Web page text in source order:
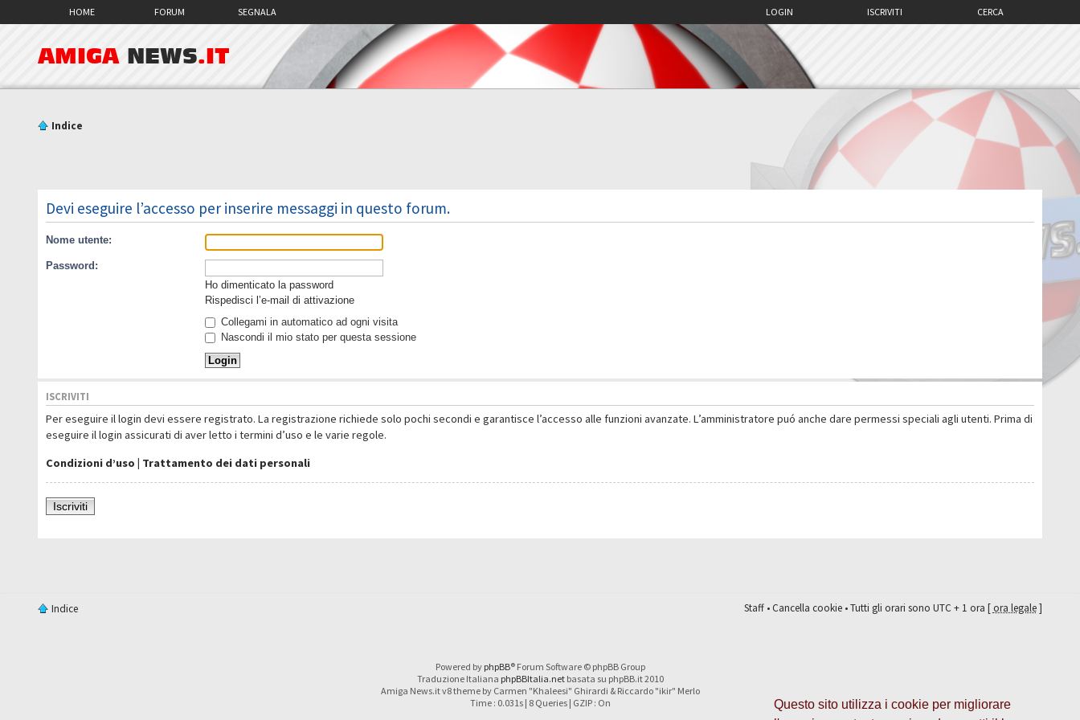
Questo sito utilizza i cookie per migliorare
HOME FORUM SEGNALA CERCA
ISCRIVITI
LOGIN
AMIGA NEWS.IT
Indice
Devi eseguire l’accesso per inserire messaggi in questo forum.
Nome utente:
Password:
Ho dimenticato la password
Rispedisci l’e-mail di attivazione
Collegami in automatico ad ogni visita
Nascondi il mio stato per questa sessione
ISCRIVITI
Per eseguire il login devi essere registrato. La registrazione richiede solo pochi secondi e garantisce l’accesso alle funzioni avanzate. L’amministratore puó anche dare permessi speciali agli utenti. Prima di
eseguire il login assicurati di aver letto i termini d’uso e le varie regole.
Condizioni d’uso | Trattamento dei dati personali
Iscriviti
Indice Staff•Cancella cookie• Tutti gli orari sono UTC + 1 ora [ora legale]
Powered by phpBB® Forum Software © phpBB Group
Traduzione Italiana phpBBItalia.netbasata su phpBB.it 2010
Amiga News.it v8 theme by Carmen "Khaleesi" Ghirardi & Riccardo "ikir" Merlo
Time : 0.031s | 8 Queries | GZIP : On